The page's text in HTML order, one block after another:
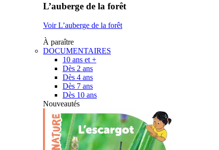
L’auberge de la forêt
Voir L’auberge de la forêt
À paraître
DOCUMENTAIRES
10 ans et +
Dès 2 ans
Dès 4 ans
Dès 7 ans
Dès 10 ans
Nouveautés